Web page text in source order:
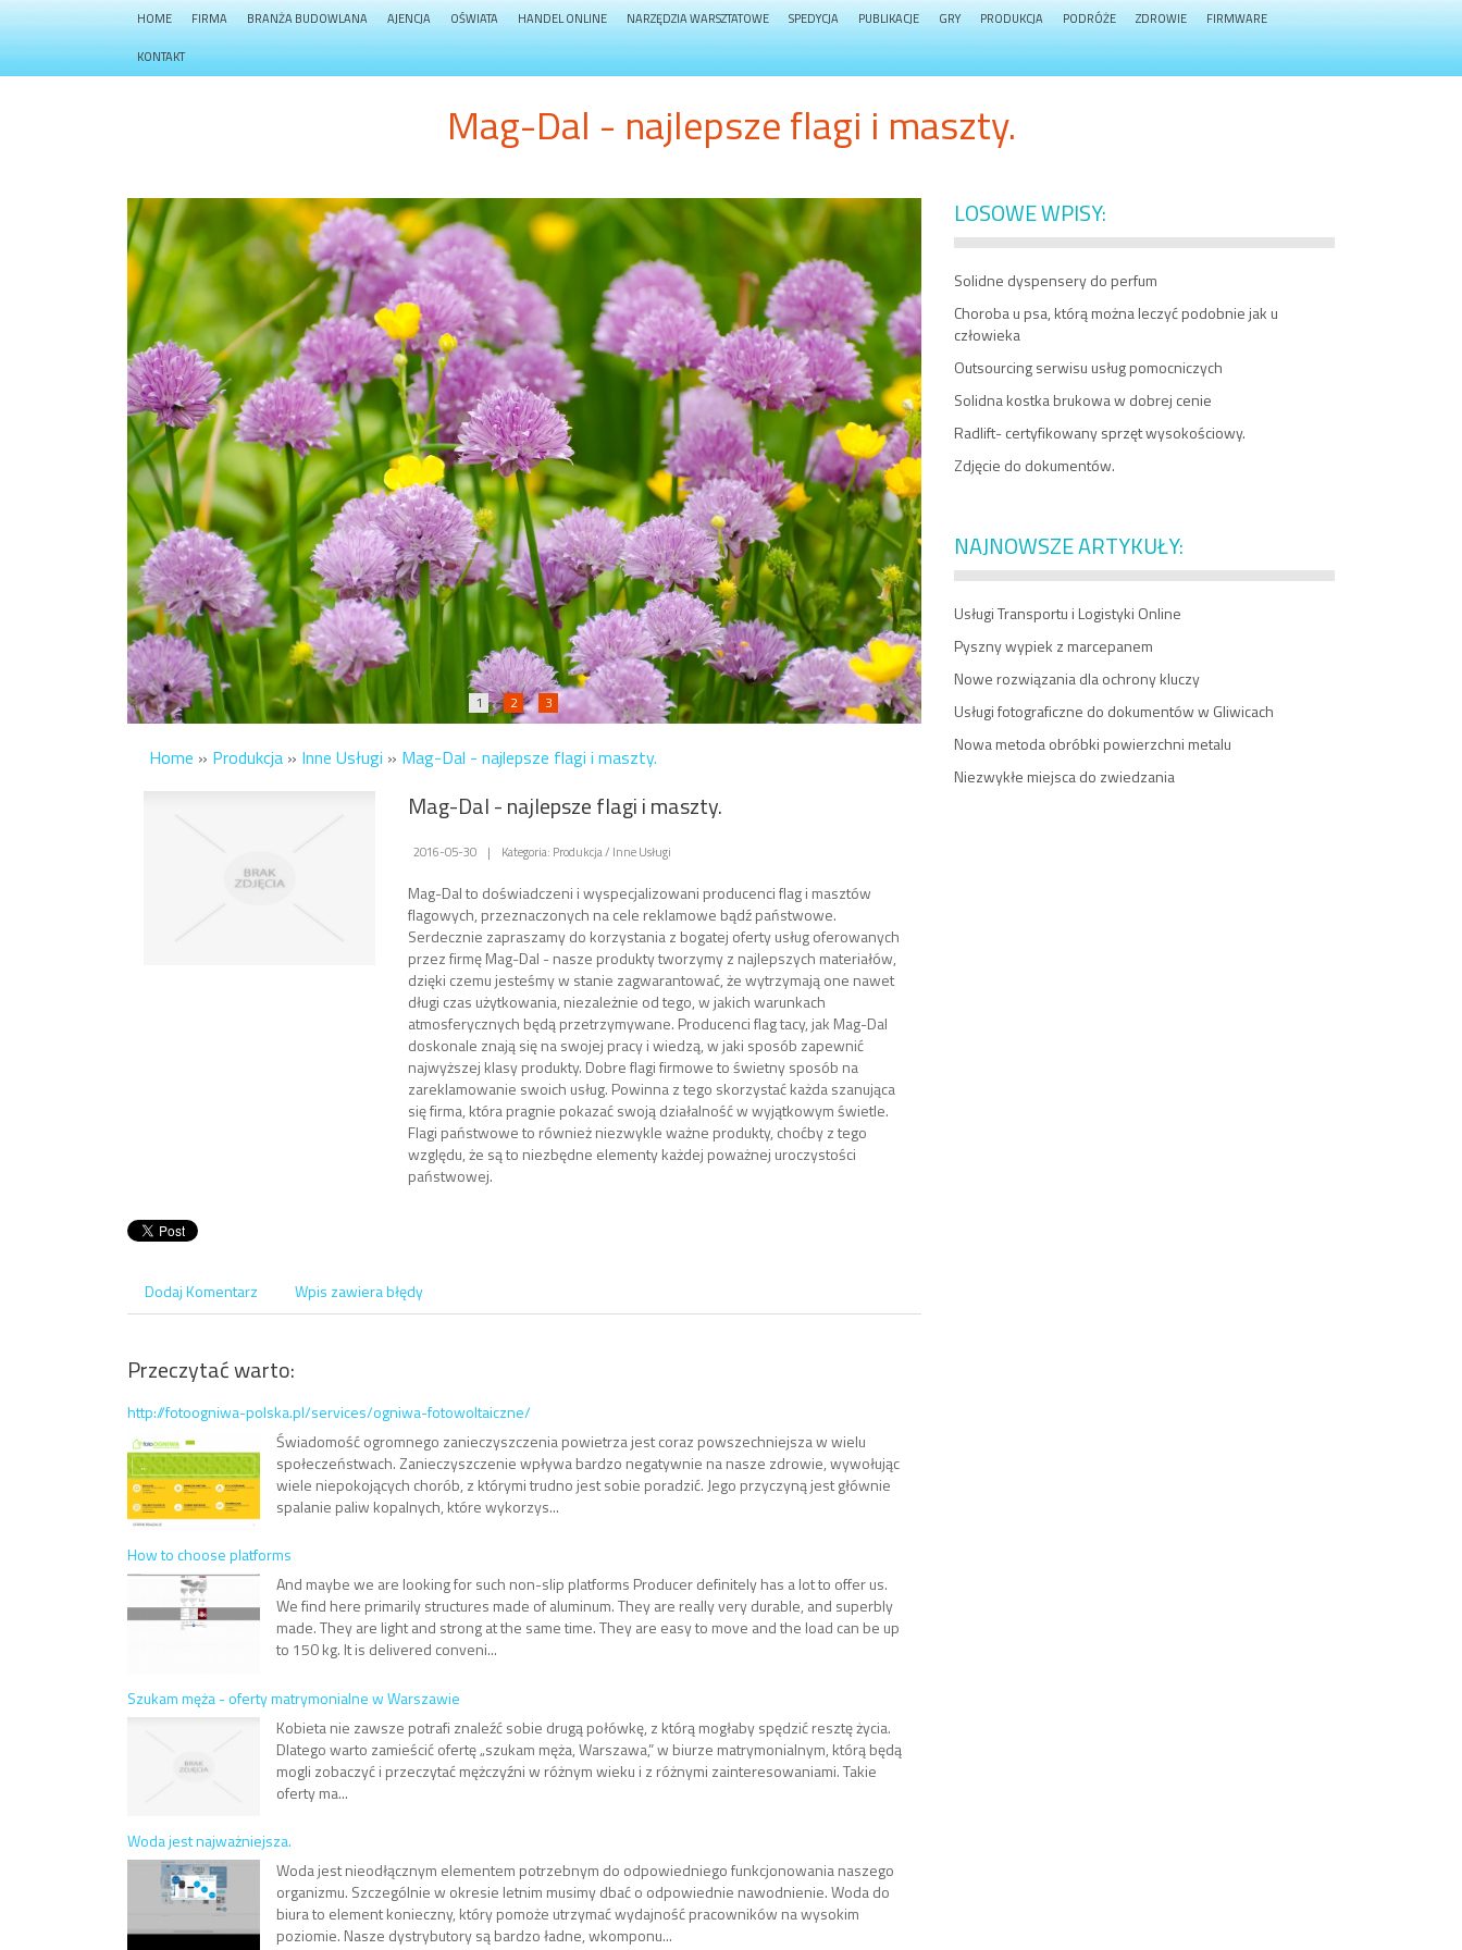
HOME FIRMA BRANŻA BUDOWLANA AJENCJA OŚWIATA HANDEL ONLINE NARZĘDZIA WARSZTATOWE SPEDYCJA PUBLIKACJE GRY PRODUKCJA PODRÓŻE ZDROWIE FIRMWARE
KONTAKT
Mag-Dal - najlepsze flagi i maszty.
1 2 3
Home » Produkcja » Inne Usługi » Mag-Dal - najlepsze flagi i maszty.
Mag-Dal - najlepsze flagi i maszty.
2016-05-30 | Kategoria: Produkcja / Inne Usługi
Mag-Dal to doświadczeni i wyspecjalizowani producenci flag i masztów
flagowych, przeznaczonych na cele reklamowe bądź państwowe.
Serdecznie zapraszamy do korzystania z bogatej oferty usług oferowanych
przez firmę Mag-Dal - nasze produkty tworzymy z najlepszych materiałów,
dzięki czemu jesteśmy w stanie zagwarantować, że wytrzymają one nawet
długi czas użytkowania, niezależnie od tego, w jakich warunkach
atmosferycznych będą przetrzymywane. Producenci flag tacy, jak Mag-Dal
doskonale znają się na swojej pracy i wiedzą, w jaki sposób zapewnić
najwyższej klasy produkty. Dobre flagi firmowe to świetny sposób na
zareklamowanie swoich usług. Powinna z tego skorzystać każda szanująca
się firma, która pragnie pokazać swoją działalność w wyjątkowym świetle.
Flagi państwowe to również niezwykle ważne produkty, choćby z tego
względu, że są to niezbędne elementy każdej poważnej uroczystości
państwowej.
Dodaj Komentarz Wpis zawiera błędy
Przeczytać warto:
http://fotoogniwa-polska.pl/services/ogniwa-fotowoltaiczne/
Świadomość ogromnego zanieczyszczenia powietrza jest coraz powszechniejsza w wielu
społeczeństwach. Zanieczyszczenie wpływa bardzo negatywnie na nasze zdrowie, wywołując
wiele niepokojących chorób, z którymi trudno jest sobie poradzić. Jego przyczyną jest głównie
spalanie paliw kopalnych, które wykorzys...
How to choose platforms
And maybe we are looking for such non-slip platforms Producer definitely has a lot to offer us.
We find here primarily structures made of aluminum. They are really very durable, and superbly
made. They are light and strong at the same time. They are easy to move and the load can be up
to 150 kg. It is delivered conveni...
Szukam męża - oferty matrymonialne w Warszawie
Kobieta nie zawsze potrafi znaleźć sobie drugą połówkę, z którą mogłaby spędzić resztę życia.
Dlatego warto zamieścić ofertę „szukam męża, Warszawa,” w biurze matrymonialnym, którą będą
mogli zobaczyć i przeczytać mężczyźni w różnym wieku i z różnymi zainteresowaniami. Takie
oferty ma...
Woda jest najważniejsza.
Woda jest nieodłącznym elementem potrzebnym do odpowiedniego funkcjonowania naszego
organizmu. Szczególnie w okresie letnim musimy dbać o odpowiednie nawodnienie. Woda do
biura to element konieczny, który pomoże utrzymać wydajność pracowników na wysokim
poziomie. Nasze dystrybutory są bardzo ładne, wkomponu...
LOSOWE WPISY:
Solidne dyspensery do perfum
Choroba u psa, którą można leczyć podobnie jak u
człowieka
Outsourcing serwisu usług pomocniczych
Solidna kostka brukowa w dobrej cenie
Radlift- certyfikowany sprzęt wysokościowy.
Zdjęcie do dokumentów.
NAJNOWSZE ARTYKUŁY:
Usługi Transportu i Logistyki Online
Pyszny wypiek z marcepanem
Nowe rozwiązania dla ochrony kluczy
Usługi fotograficzne do dokumentów w Gliwicach
Nowa metoda obróbki powierzchni metalu
Niezwykłe miejsca do zwiedzania